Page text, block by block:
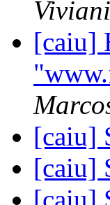
Viviani
[caiu]
[caiu]
[caiu]